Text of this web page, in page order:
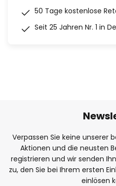
50 Tage kostenlose
Seit 25 Jahren Nr. 1 in
Verpassen Sie keine unserer
Aktionen und die neusten
registrieren und wir senden
zu, den Sie bei Ihrem ersten
einlösen